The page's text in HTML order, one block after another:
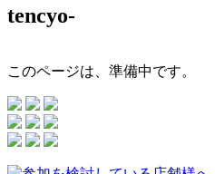
tencyo-
このページは、準備中です。